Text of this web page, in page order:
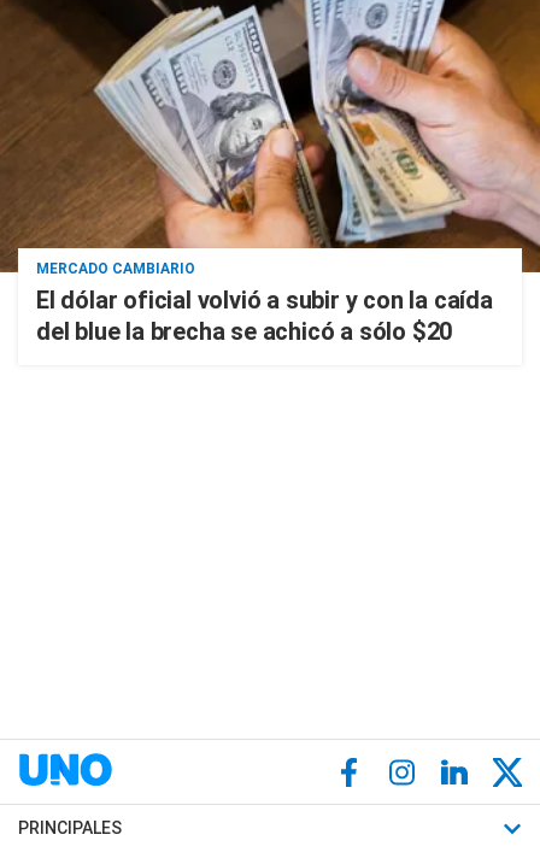
MERCADO CAMBIARIO
El dólar oficial volvió a subir y con la caída
del blue la brecha se achicó a sólo $20
PRINCIPALES